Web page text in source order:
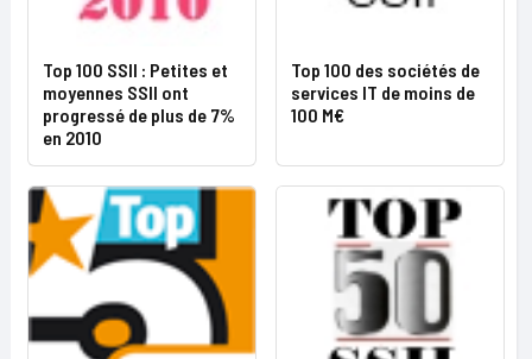
Top 100 SSII : Petites et
moyennes SSII ont
progressé de plus de 7%
en 2010
Top 100 des sociétés de
services IT de moins de
100 M€